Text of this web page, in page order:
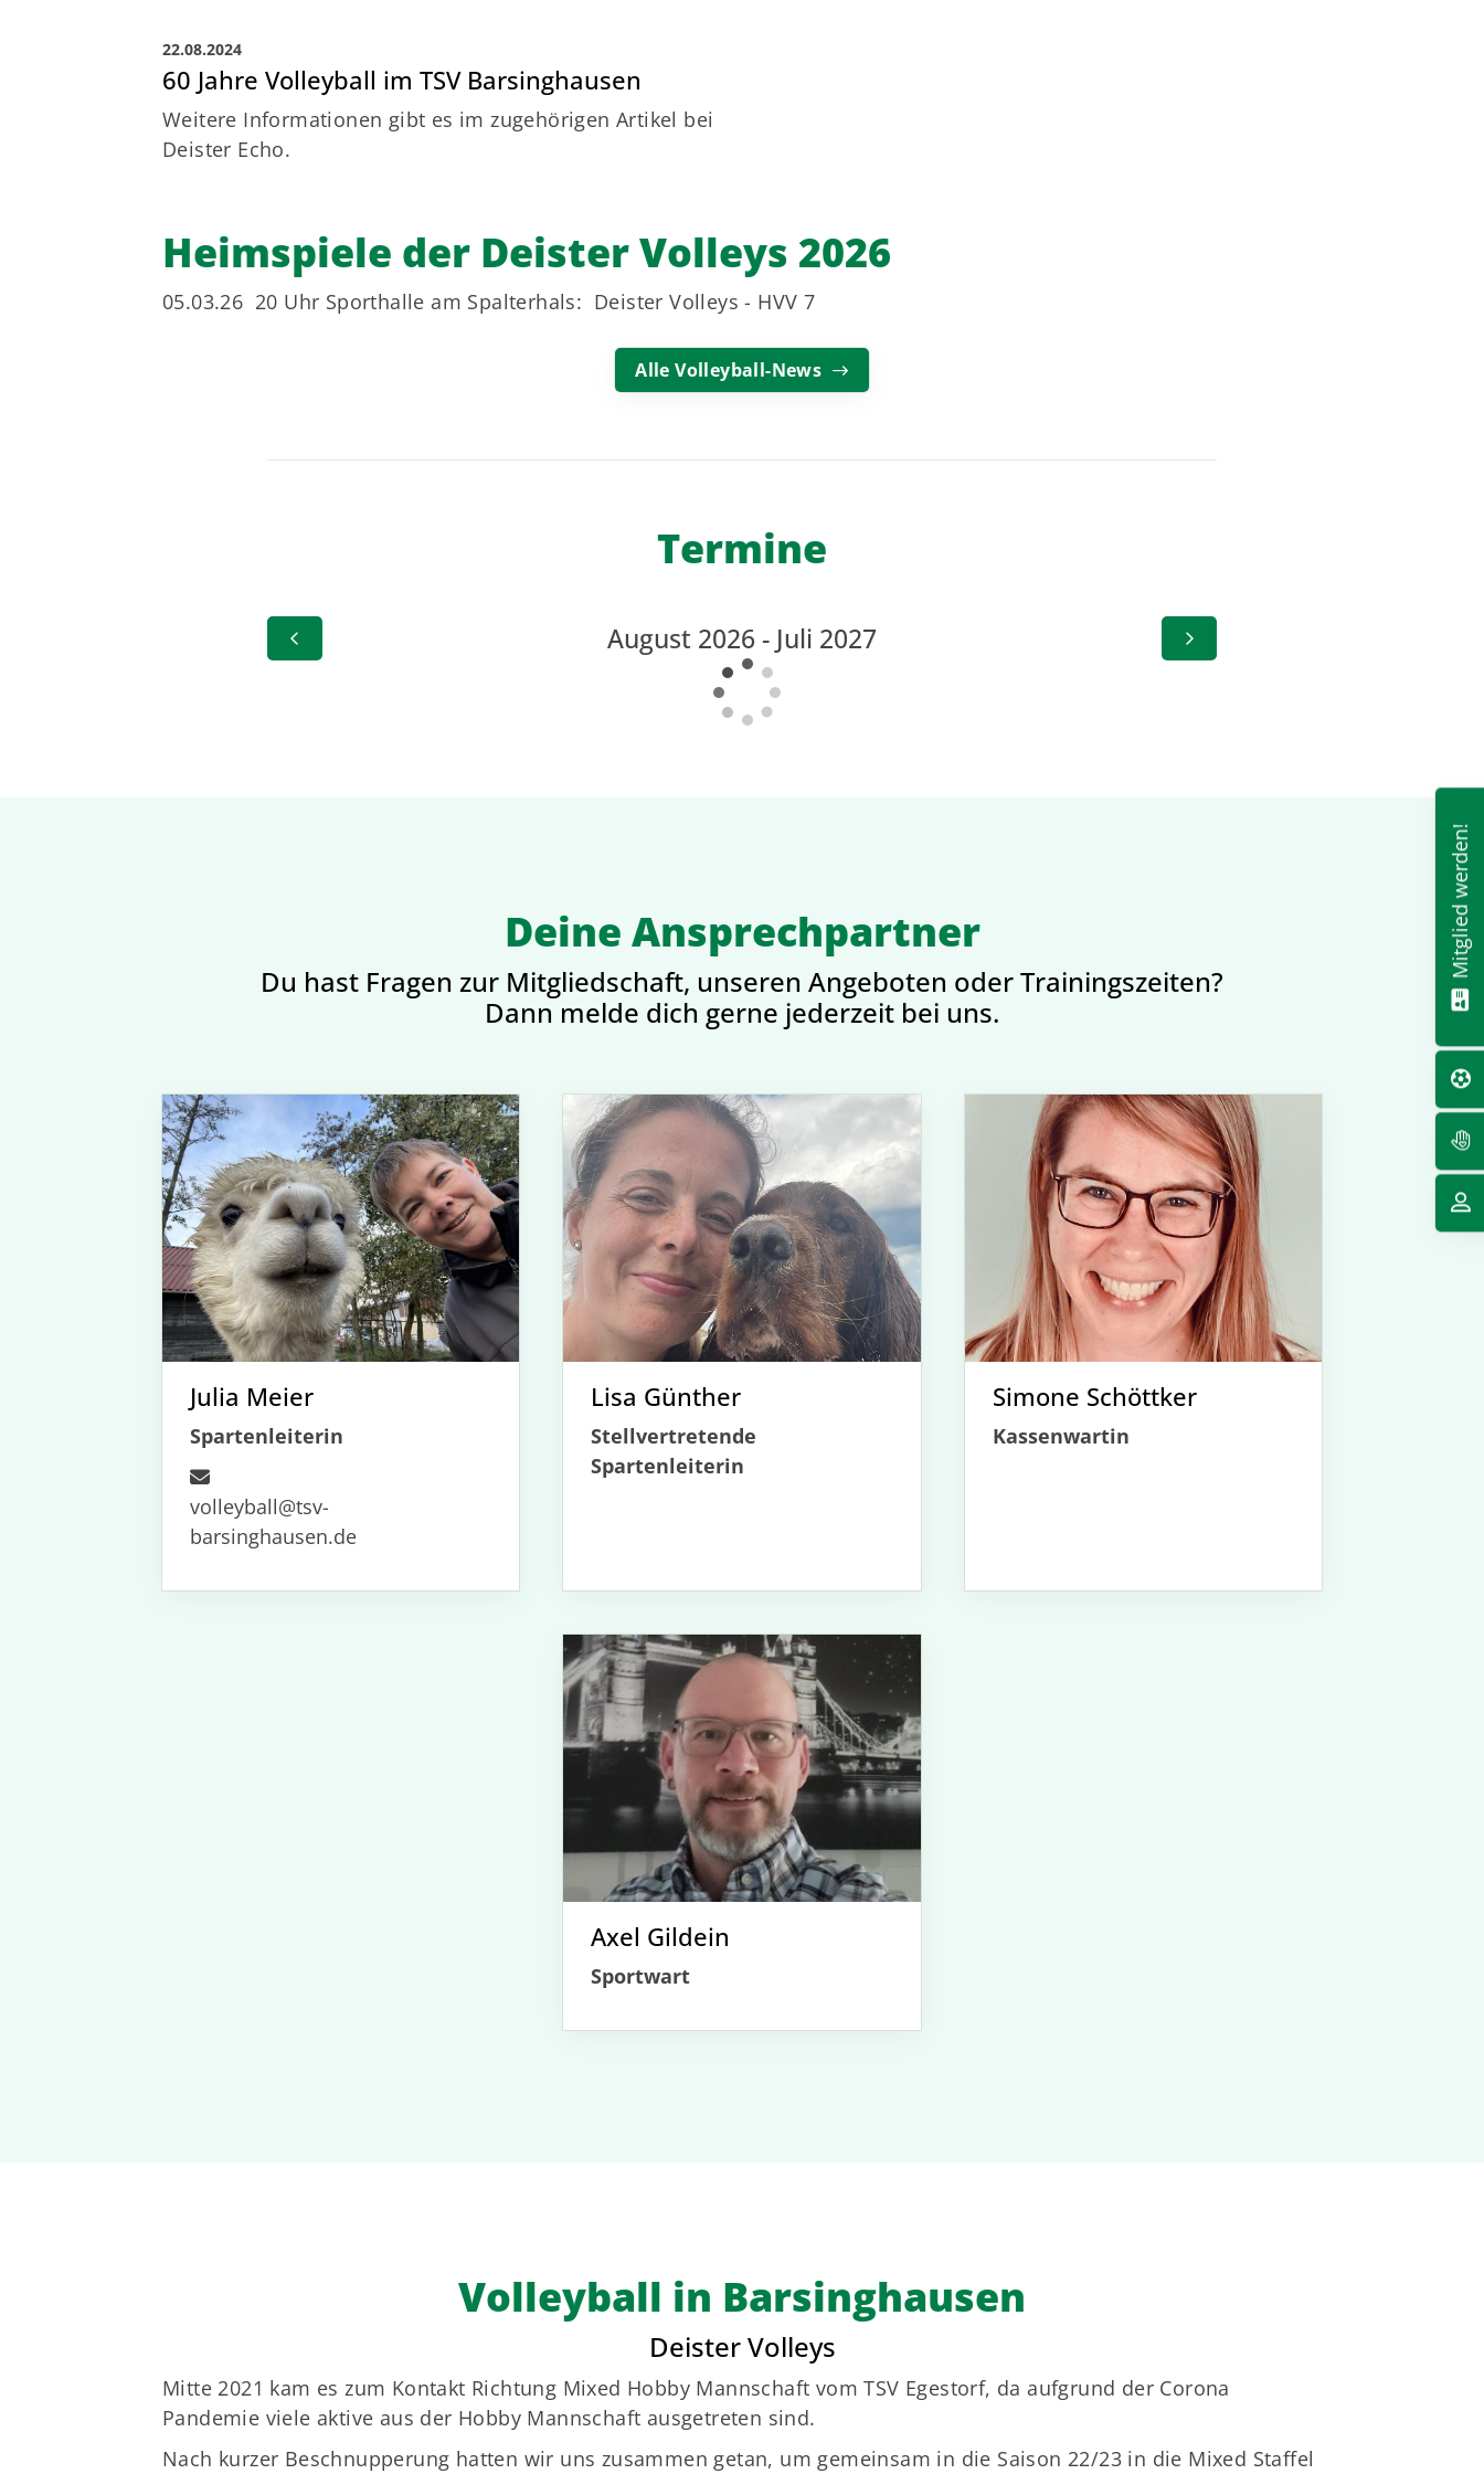
22.08.2024
60 Jahre Volleyball im TSV Barsinghausen
Weitere Informationen gibt es im zugehörigen Artikel bei
Deister Echo.
Heimspiele der Deister Volleys 2026
05.03.26 20 Uhr Sporthalle am Spalterhals: Deister Volleys - HVV 7
Alle Volleyball-News
Termine
August 2026 - Juli 2027
Deine Ansprechpartner
Du hast Fragen zur Mitgliedschaft, unseren Angeboten oder Trainingszeiten?
Dann melde dich gerne jederzeit bei uns.
Julia Meier
Spartenleiterin
volleyball@tsv-
barsinghausen.de
Lisa Günther
Stellvertretende
Spartenleiterin
Simone Schöttker
Kassenwartin
Axel Gildein
Sportwart
Volleyball in Barsinghausen
Deister Volleys
Mitte 2021 kam es zum Kontakt Richtung Mixed Hobby Mannschaft vom TSV Egestorf, da aufgrund der Corona
Pandemie viele aktive aus der Hobby Mannschaft ausgetreten sind.
Nach kurzer Beschnupperung hatten wir uns zusammen getan, um gemeinsam in die Saison 22/23 in die Mixed Staffel
Mitglied werden!